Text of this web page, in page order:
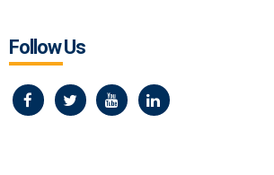
Follow Us